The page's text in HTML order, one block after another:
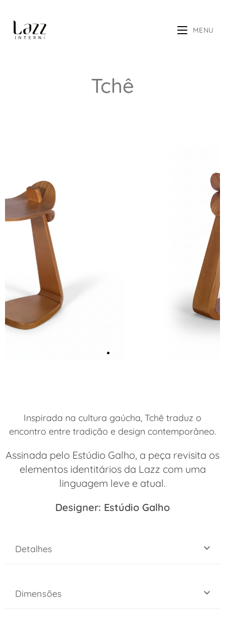
MENU
Tchê
Inspirada na cultura gaúcha, Tchê traduz o
encontro entre tradição e design contemporâneo.
Assinada pelo Estúdio Galho, a peça revisita os
elementos identitários da Lazz com uma
linguagem leve e atual.
Designer: Estúdio Galho
Detalhes
Dimensões